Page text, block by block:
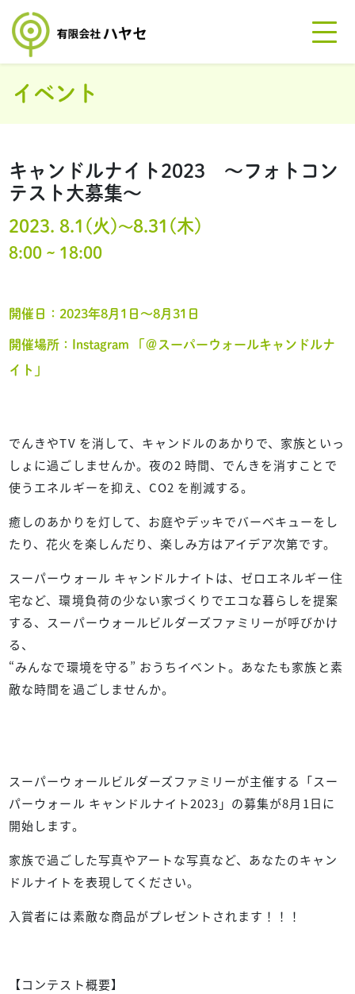
イベント
キャンドルナイト2023 ～フォトコン
テスト大募集～
2023. 8.1(火)〜8.31(木)
8:00 ~ 18:00
開催日：2023年8月1日～8月31日
開催場所：Instagram 「＠スーパーウォールキャンドルナ
イト」
でんきやTV を消して、キャンドルのあかりで、家族といっ
しょに過ごしませんか。夜の2 時間、でんきを消すことで
使うエネルギーを抑え、CO2 を削減する。
癒しのあかりを灯して、お庭やデッキでバーベキューをし
たり、花火を楽しんだり、楽しみ方はアイデア次第です。
スーパーウォール キャンドルナイトは、ゼロエネルギー住
宅など、環境負荷の少ない家づくりでエコな暮らしを提案
する、スーパーウォールビルダーズファミリーが呼びかけ
る、
“みんなで環境を守る” おうちイベント。あなたも家族と素
敵な時間を過ごしませんか。
スーパーウォールビルダーズファミリーが主催する「スー
パーウォール キャンドルナイト2023」の募集が8月1日に
開始します。
家族で過ごした写真やアートな写真など、あなたのキャン
ドルナイトを表現してください。
入賞者には素敵な商品がプレゼントされます！！！
【コンテスト概要】